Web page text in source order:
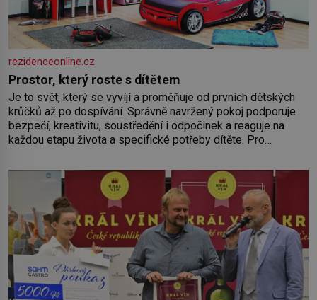
rezidenceonline.cz
Prostor, který roste s dítětem
Je to svět, který se vyvíjí a proměňuje od prvních dětských
krůčků až po dospívání. Správně navržený pokoj podporuje
bezpečí, kreativitu, soustředění i odpočinek a reaguje na
každou etapu života a specifické potřeby dítěte. Pro
by pokoj miminka měl působit především klidně a útulně.
Předškolní věk je